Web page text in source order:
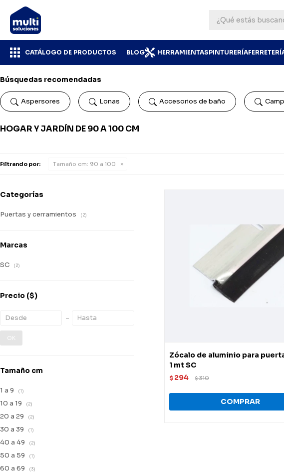
CATÁLOGO DE PRODUCTOS BLOG HERRAMIENTASPINTURERÍA
Búsquedas recomendadas
Aspersores Lonas Accesorios de baño
HOGAR Y JARDÍN DE 90 A 100 CM
Filtrando por: Tamaño cm: 90 a 100
Zócalo de aluminio para
1 mt SC
$ 294 $310
Categorías
Puertas y cerramientos (2)
Marcas
SC (2)
Precio ($)
OK
Tamaño cm
1 a 9 (1)
10 a 19 (2)
20 a 29 (2)
30 a 39 (1)
40 a 49 (2)
50 a 59 (1)
60 a 69 (3)